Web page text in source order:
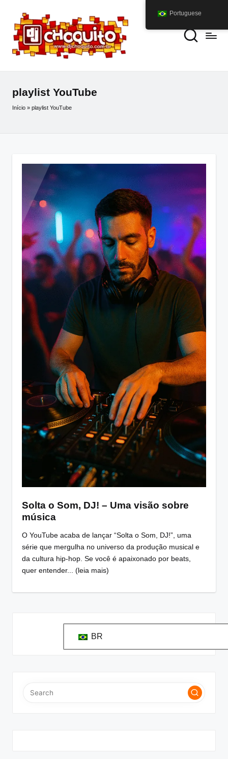
playlist YouTube
Início » playlist YouTube
Solta o Som, DJ! – Uma visão sobre
música
O YouTube acaba de lançar “Solta o Som, DJ!”, uma
série que mergulha no universo da produção musical e
da cultura hip-hop. Se você é apaixonado por beats,
quer entender... (leia mais)
BR
Portuguese